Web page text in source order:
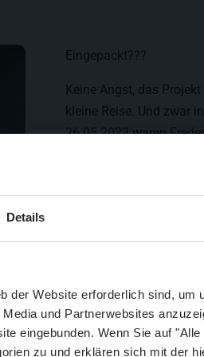
Details
der Website erforderlich sind, um
und Partnerwebsites
eingebunden. Wenn Sie auf
zu und erklären sich mit der
Eingepackt???
Keine Angst, das
kleine Reise. Und zwar
26.05.2023 waren
Speicherstadt zu Gast
Mitteilung
Große Pötte & kleine
- ohne Wartezeit
Lichterfahrt 🛥️
BesuchOHNEWartezeit 🚂